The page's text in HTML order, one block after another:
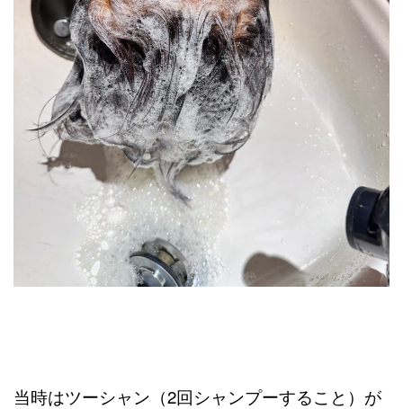
当時はツーシャン（2回シャンプーすること）が